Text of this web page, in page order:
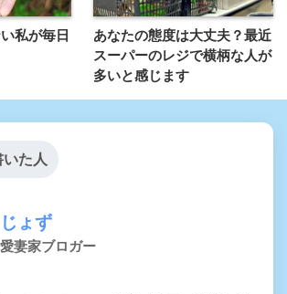
私が毎日
あなたの態度は大丈夫？最近
スーパーのレジで横柄な人が
多いと感じます
た人
じょず
愛妻家ブロガー